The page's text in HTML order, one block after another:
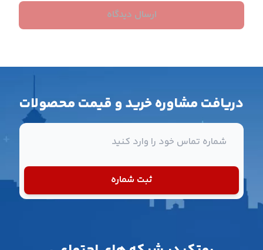
ارسال دیدگاه
دریافت مشاوره خرید و قیمت محصولات
شماره تماس
ثبت شماره